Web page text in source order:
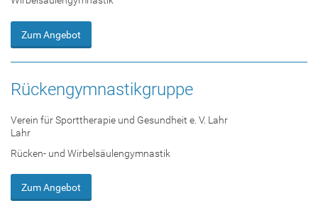
Zum Angebot
Rückengymnastikgruppe
Verein für Sporttherapie und Gesundheit e. V. Lahr
Lahr
Rücken- und Wirbelsäulengymnastik
Zum Angebot